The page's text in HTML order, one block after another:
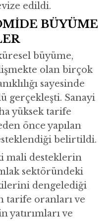
edildi.
BÜYÜME
büyüme,
olan birçok
sayesinde
gerçekleşti. Sanayi
yüksek tarife
önce yapılan
belirtildi.
mali desteklerin
sektöründeki
dengelediği
tarife oranları ve
ve